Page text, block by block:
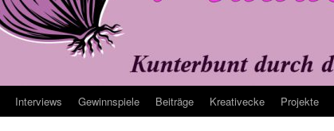
Interviews Gewinnspiele Beiträge Kreativecke Projekte